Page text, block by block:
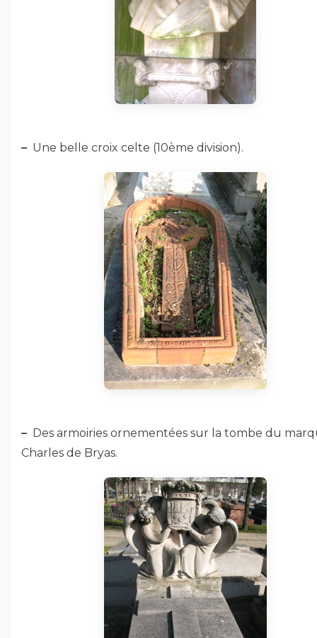
– Une belle croix celte (10ème division).
– Des armoiries ornementées sur la tombe du
Charles de Bryas.